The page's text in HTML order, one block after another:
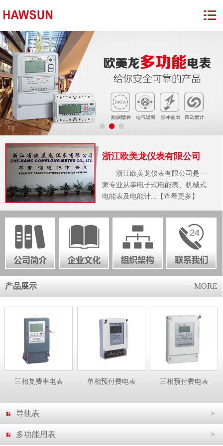
浙江欧美龙仪表有限公司
浙江欧美龙仪表有限公司是一
家专业从事电子式电能表、机械式
电能表及电能计...【查看更多】
产品展示 MORE
三相复费率电表 单相预付费电表 三相预付费电表
导轨表 >
多功能用表 >